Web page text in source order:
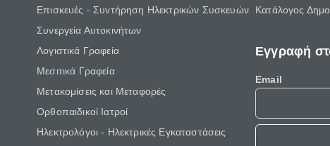
Επισκευές - Συντήρηση Ηλεκτρικών Συσκευών
Συνεργεία Αυτοκινήτων
Λογιστικά Γραφεία
Μεσιτικά Γραφεία
Μετακομίσεις και Μεταφορές
Ορθοπαιδικοί Ιατροί
Ηλεκτρολόγοι - Ηλεκτρικές Εγκαταστάσεις
Κατάλογος
Εγγραφή
Email